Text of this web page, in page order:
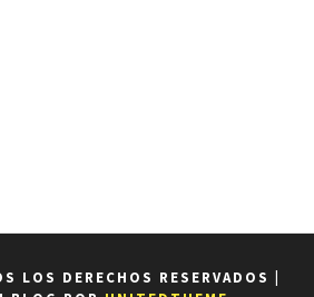
LOS DERECHOS RESERVADOS